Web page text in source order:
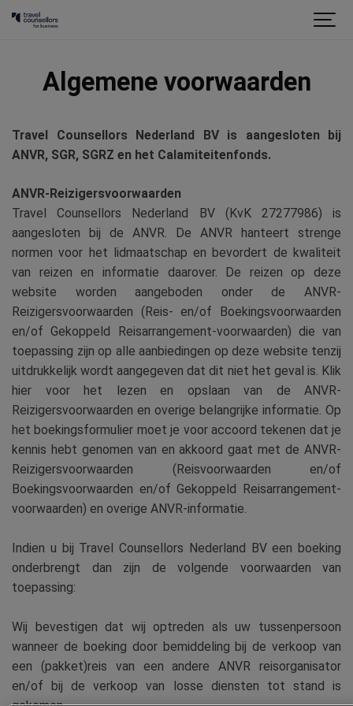
Algemene voorwaarden
Travel Counsellors Nederland BV is aangesloten bij
ANVR, SGR, SGRZ en het Calamiteitenfonds.
ANVR-Reizigersvoorwaarden
Travel Counsellors Nederland BV (KvK 27277986) is
aangesloten bij de ANVR. De ANVR hanteert strenge
normen voor het lidmaatschap en bevordert de kwaliteit
van reizen en informatie daarover. De reizen op deze
website worden aangeboden onder de ANVR-
Reizigersvoorwaarden (Reis- en/of Boekingsvoorwaarden
en/of Gekoppeld Reisarrangement-voorwaarden) die van
toepassing zijn op alle aanbiedingen op deze website tenzij
uitdrukkelijk wordt aangegeven dat dit niet het geval is. Klik
hier voor het lezen en opslaan van de ANVR-
Reizigersvoorwaarden en overige belangrijke informatie. Op
het boekingsformulier moet je voor accoord tekenen dat je
kennis hebt genomen van en akkoord gaat met de ANVR-
Reizigersvoorwaarden (Reisvoorwaarden en/of
Boekingsvoorwaarden en/of Gekoppeld Reisarrangement-
voorwaarden) en overige ANVR-informatie.
Indien u bij Travel Counsellors Nederland BV een boeking
onderbrengt dan zijn de volgende voorwaarden van
toepassing:
Wij bevestigen dat wij optreden als uw tussenpersoon
wanneer de boeking door bemiddeling bij de verkoop van
een (pakket)reis van een andere ANVR reisorganisator
en/of bij de verkoop van losse diensten tot stand is